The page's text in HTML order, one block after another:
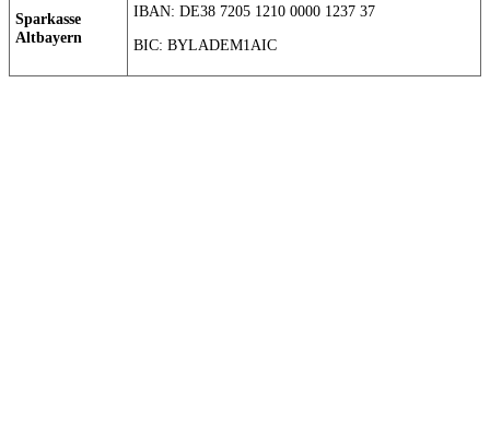
Sparkasse
Altbayern
IBAN: DE38 7205 1210 0000 1237 37
BIC: BYLADEM1AIC